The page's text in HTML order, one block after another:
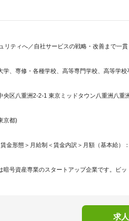
リティへ／自社サービスの戦略・改善まで一
学、専修・各種学校、高等専門学校、高等学校
央区八重洲2-2-1 東京ミッドタウン八重洲八重
京都)
金形態＞月給制＜賃金内訳＞月額（基本給）
号資産専業のスタートアップ企業です。ビ
求